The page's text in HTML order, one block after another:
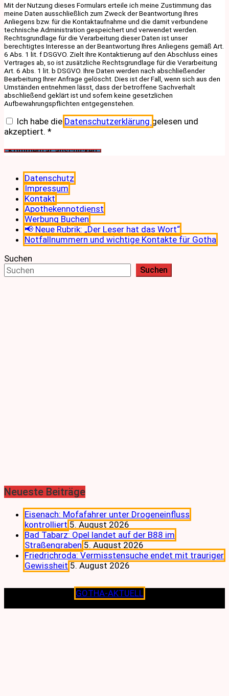
Mit der Nutzung dieses Formulars erteile ich meine Zustimmung das
meine Daten ausschließlich zum Zweck der Beantwortung Ihres
Anliegens bzw. für die Kontaktaufnahme und die damit verbundene
technische Administration gespeichert und verwendet werden.
Rechtsgrundlage für die Verarbeitung dieser Daten ist unser
berechtigtes Interesse an der Beantwortung Ihres Anliegens gemäß Art.
6 Abs. 1 lit. f DSGVO. Zielt Ihre Kontaktierung auf den Abschluss eines
Vertrages ab, so ist zusätzliche Rechtsgrundlage für die Verarbeitung
Art. 6 Abs. 1 lit. b DSGVO. Ihre Daten werden nach abschließender
Bearbeitung Ihrer Anfrage gelöscht. Dies ist der Fall, wenn sich aus den
Umständen entnehmen lässt, dass der betroffene Sachverhalt
abschließend geklärt ist und sofern keine gesetzlichen
Aufbewahrungspflichten entgegenstehen.
Ich habe die Datenschutzerklärung gelesen und
akzeptiert. *
Datenschutz
Impressum
Kontakt
Apothekennotdienst
Werbung Buchen
📢 Neue Rubrik: „Der Leser hat das Wort“
Notfallnummern und wichtige Kontakte für Gotha
Suchen
Suchen
Neueste Beiträge
Eisenach: Mofafahrer unter Drogeneinfluss
kontrolliert 5. August 2026
Bad Tabarz: Opel landet auf der B88 im
Straßengraben 5. August 2026
Friedrichroda: Vermisstensuche endet mit trauriger
Gewissheit 5. August 2026
GOTHA-AKTUELL
Lokalen verpflichtet.